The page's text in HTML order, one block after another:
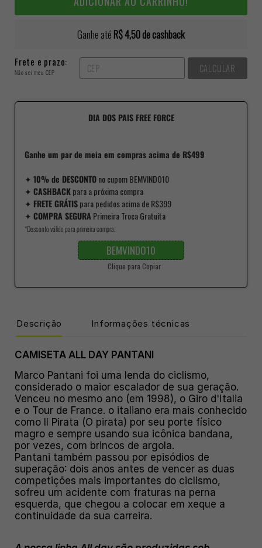
Ganhe até R$ 4,50de cashback
Frete e prazo:
Não sei meu CEP CALCULAR
DIA DOS PAIS FREE FORCE
Ganhe um par de meia em compras acima de R$499
✦ 10% de DESCONTOno cupom BEMVINDO10
✦ CASHBACKpara a próxima compra
✦ FRETE GRÁTISpara pedidos acima de R$399
✦ COMPRA SEGURA Primeira Troca Gratuita
*Desconto válido para primeira compra.
BEMVINDO10
Clique para Copiar
Descrição Informações técnicas
CAMISETA ALL DAY PANTANI
Marco Pantani foi uma lenda do ciclismo,
considerado o maior escalador de sua geração.
Venceu no mesmo ano (em 1998), o Giro d'Italia
e o Tour de France. o italiano era mais conhecido
como Il Pirata (O pirata) por seu porte físico
magro e sempre usando sua icônica bandana,
por vezes, com brincos de argola.
Pantani também passou por episódios de
superação: dois anos antes de vencer as duas
competições mais importantes do ciclismo,
sofreu um acidente com fraturas na perna
esquerda, que chegou a colocar em xeque a
continuidade da sua carreira.